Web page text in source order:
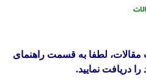
مقالات، لطفا به قسمت راهنمای
دریافت نمایید.